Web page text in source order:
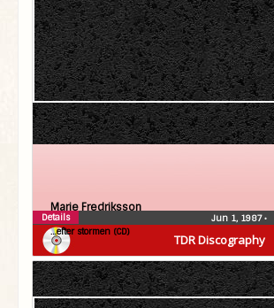
TDR Discography
Marie Fredriksson
…efter stormen (CD)
Jun 1, 1987•
Details